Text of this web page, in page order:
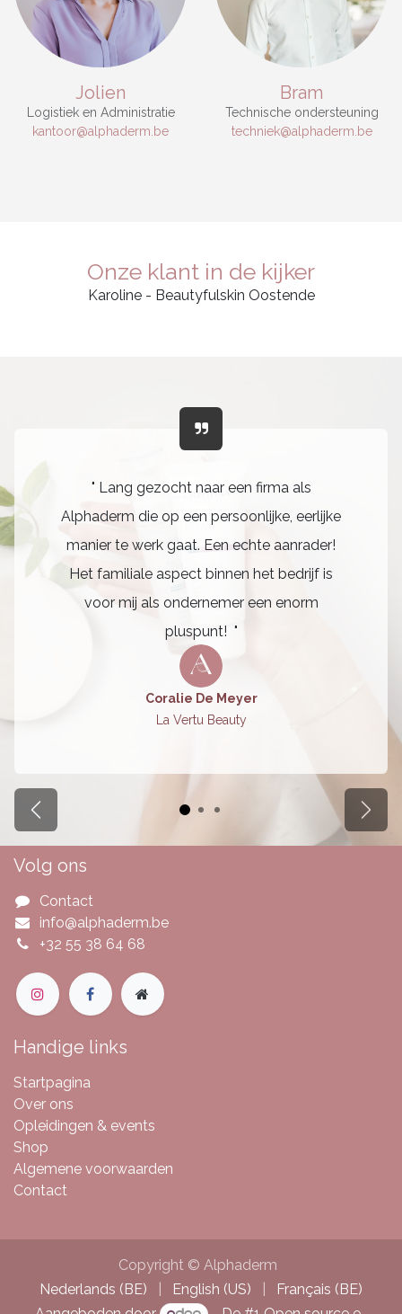
Jolien
Logistiek en Administratie
kantoor@alphaderm.be
Bram
Technische ondersteuning
techniek@alphaderm.be
Onze klant in de kijker
Karoline - Beautyfulskin Oostende
" Lang gezocht naar een firma als
Alphaderm die op een persoonlijke, eerlijke
manier te werk gaat. Een echte aanrader!
Het familiale aspect binnen het bedrijf is
voor mij als ondernemer een enorm
pluspunt! "
Coralie De Meyer
La Vertu Beauty
Vorige
Volg ons
Contact
info@alphaderm.be
+32 55 38 64 68
Handige links
Startpagina
Over ons
Opleidingen & events
Shop
Algemene voorwaarden
Contact
Copyright © Alphaderm
Nederlands (BE)
English (US)
Français (BE)